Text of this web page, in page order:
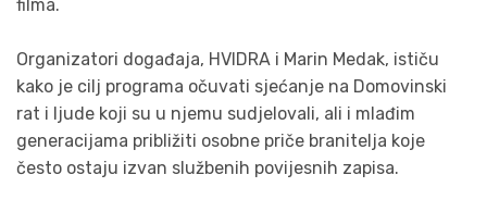
filma.
Organizatori događaja, HVIDRA i Marin Medak, ističu
kako je cilj programa očuvati sjećanje na Domovinski
rat i ljude koji su u njemu sudjelovali, ali i mlađim
generacijama približiti osobne priče branitelja koje
često ostaju izvan službenih povijesnih zapisa.